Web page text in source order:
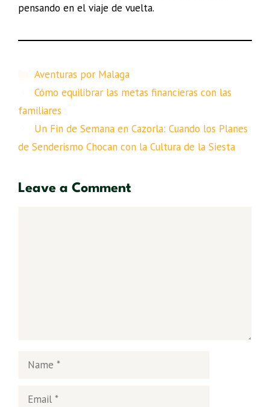
pensando en el viaje de vuelta.
Aventuras por Malaga
Cómo equilibrar las metas financieras con las
familiares
Un Fin de Semana en Cazorla: Cuando los Planes
de Senderismo Chocan con la Cultura de la Siesta
Leave a Comment